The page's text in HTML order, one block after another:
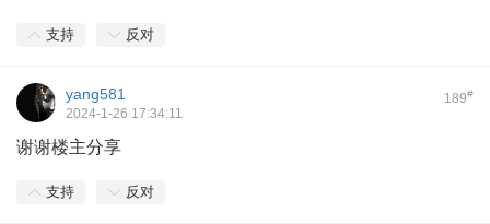
支持 反对
189#
yang581
2024-1-26 17:34:11
谢谢楼主分享
支持 反对